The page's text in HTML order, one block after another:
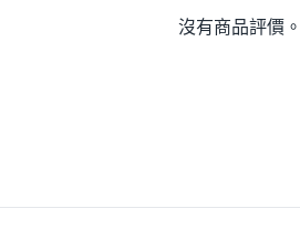
沒有商品評價